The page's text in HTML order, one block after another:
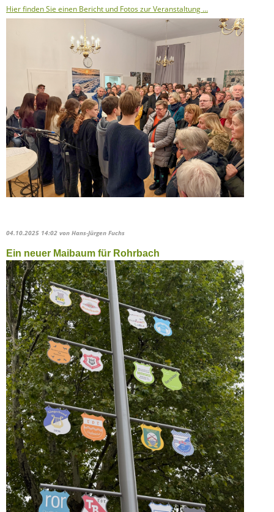
Hier finden Sie einen Bericht und Fotos zur Veranstaltung …
04.10.2025 14:02 von Hans-Jürgen Fuchs
Ein neuer Maibaum für Rohrbach